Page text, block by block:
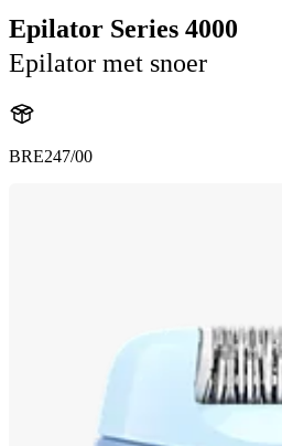
Epilator Series 4000
Epilator met snoer
BRE247/00